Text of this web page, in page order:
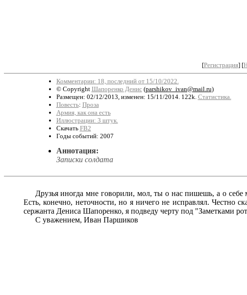
[Регистрация] [
Комментарии: 18, последний от 15/10/2022.
© Copyright Шапоренко Денис(parshikov_ivan@mail.ru)
Размещен: 02/12/2013, изменен: 15/11/2014. 122k. Статистика.
Повесть: Проза
Армия, как она есть
Иллюстрации: 3 штук.
Скачать FB2
Годы событий: 2007
Аннотация:
Записки солдата
Друзья иногда мне говорили, мол, ты о нас пишешь, а о себе
Есть, конечно, неточности, но я ничего не исправлял.
сержанта Дениса Шапоренко, я подведу черту под "Заметками
С уважением, Иван Паршиков